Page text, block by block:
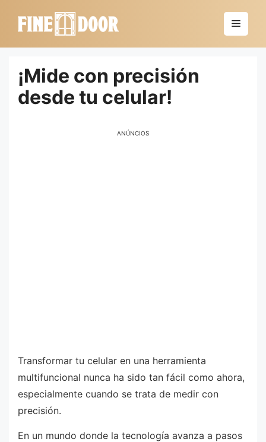
Menú
¡Mide con precisión
desde tu celular!
ANÚNCIOS
Transformar tu celular en una herramienta
multifuncional nunca ha sido tan fácil como ahora,
especialmente cuando se trata de medir con
precisión.
En un mundo donde la tecnología avanza a pasos